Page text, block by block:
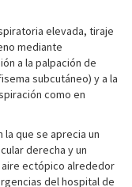
elevada, tiraje
mediante
a la palpación de
subcutáneo) y a la
como en
la que se aprecia un
derecha y un
ectópico alrededor
del hospital de